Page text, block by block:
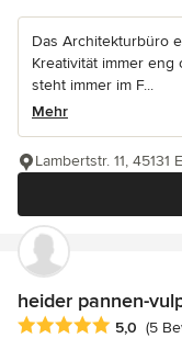
Das Architekturbüro
Kreativität immer
steht immer im F...
Mehr
Lambertstr. 11, 45131
heider pannen-
Durchschnittliche
5,0 (5